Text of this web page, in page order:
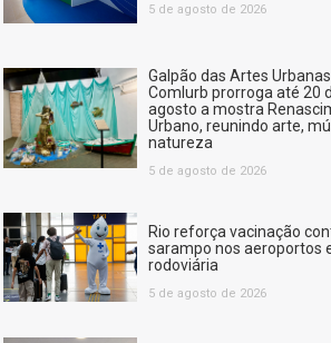
5 de agosto de 2026
Galpão das Artes
Comlurb prorroga até 20
agosto a mostra
Urbano, reunindo arte,
natureza
5 de agosto de 2026
Rio reforça vacinação
sarampo nos aeroportos
rodoviária
5 de agosto de 2026